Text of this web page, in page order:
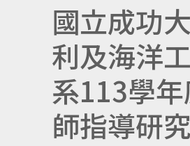
國立成功
利及海洋
系113學
師指導研